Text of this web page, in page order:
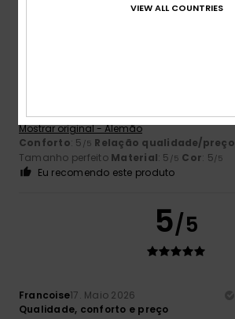
5
Mostrar original - Alemão
Conforto: 5 /5 Relação qualidade/preço
Tamanho perfeito Material: 5 /5 Cor: 5/5
Eu recomendo este produto
5/5
Francoise17. Maio 2026
Qualidade, conforto e preço
VIEW ALL COUNTRIES